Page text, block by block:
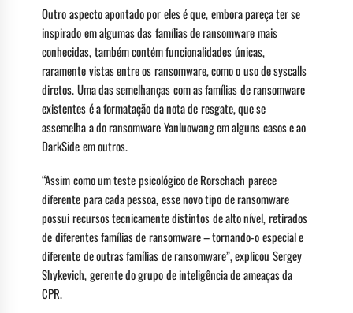
Outro aspecto apontado por eles é que, embora pareça ter se
inspirado em algumas das famílias de ransomware mais
conhecidas, também contém funcionalidades únicas,
raramente vistas entre os ransomware, como o uso de syscalls
diretos. Uma das semelhanças com as famílias de ransomware
existentes é a formatação da nota de resgate, que se
assemelha a do ransomware Yanluowang em alguns casos e ao
DarkSide em outros.
“Assim como um teste psicológico de Rorschach parece
diferente para cada pessoa, esse novo tipo de ransomware
possui recursos tecnicamente distintos de alto nível, retirados
de diferentes famílias de ransomware – tornando-o especial e
diferente de outras famílias de ransomware”, explicou Sergey
Shykevich, gerente do grupo de inteligência de ameaças da
CPR.